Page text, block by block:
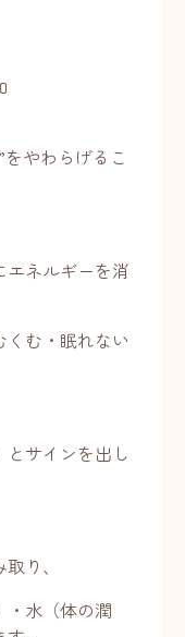
やわらげるこ
エネルギーを消
くむ・眠れない
サインを出し
り、
・水（体の潤